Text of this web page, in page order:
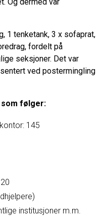
Og dermed var
1 tenketank, 3 x sofaprat,
fordelt på
seksjoner. Det var
ved postermingling
som følger:
145
institusjoner m.m.